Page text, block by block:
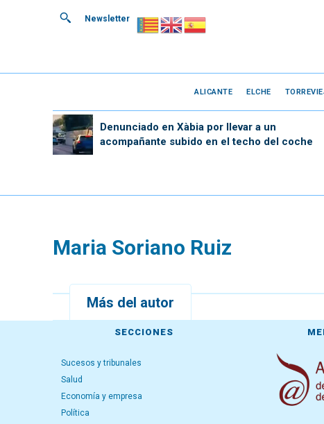
Newsletter
ALICANTE ELCHE
Denunciado en Xàbia por llevar a un
acompañante subido en el techo del coche
Maria Soriano Ruiz
Más del autor
SECCIONES
Sucesos y tribunales
Salud
Economía y empresa
Política